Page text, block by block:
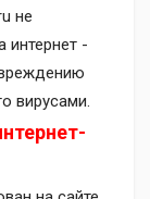
не
интернет -
вирусами.